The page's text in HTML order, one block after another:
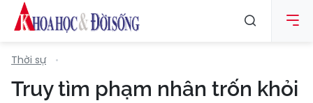
Thời sự
Truy tìm phạm nhân trốn khỏi